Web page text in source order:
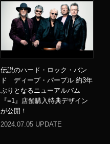
伝説のハード・ロック・バン
ド ディープ・パープル 約3年
ぶりとなるニューアルバム
『=1』店舗購入特典デザイン
が公開！
2024.07.05 UPDATE